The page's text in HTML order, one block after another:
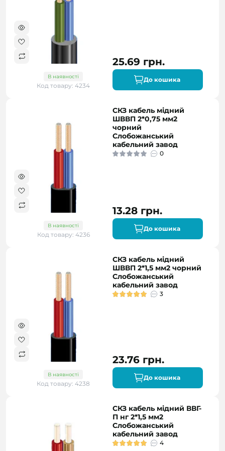
В наявності
Код товару: 4234
25.69 грн.
До кошика
В наявності
Код товару: 4236
СКЗ кабель мідний
ШВВП 2*0,75 мм2
чорний
Слобожанський
кабельний завод
0
13.28 грн.
До кошика
В наявності
Код товару: 4238
СКЗ кабель мідний
ШВВП 2*1,5 мм2 чорний
Слобожанський
кабельний завод
3
23.76 грн.
До кошика
СКЗ кабель мідний ВВГ-
П нг 2*1,5 мм2
Слобожанський
кабельний завод
4